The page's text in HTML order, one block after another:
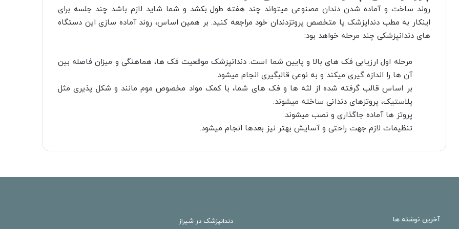
روند ساخت و آماده شدن دندان مصنوعی میتواند چند هفته طول بکشد و شما شاید لازم باشد چند جلسه برای
اینکار به مطب دنداپزشک یا متخصص پروتزدندان خود مراجعه کنید. بر همین اساس، روند آماده سازی این دستگاه
های دندانپزشکی چند مرحله خواهد بود:
مرحله اول ارزیابی فک های بالا و پایین شما است. دندانپزشک موقعیت فک ها، هماهنگی و میزان فاصله بین
آن ها را اندازه گیری میکند و به نوعی قالبگیری انجام میشود.
بر اساس قالب گرفته شده از لثه ها و فک های شما، با کمک مواد مخصوص موم مانند و شکل پذیری مثل
پلاستیک، پروتزهای دندانی ساخته میشوند.
پروتز ها آماده جاگذاری و نصب میشوند.
تنظیمات لازم جهت راحتی و آسایش بهتر نیز بعدها انجام میشود.
آخرین نوشته ها دندانپزشک در شیراز